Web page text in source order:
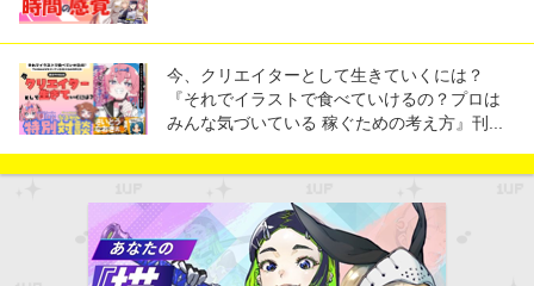
今、クリエイターとして生きていくには？
『それでイラストで食べていけるの？プロは
みんな気づいている 稼ぐための考え方』刊...